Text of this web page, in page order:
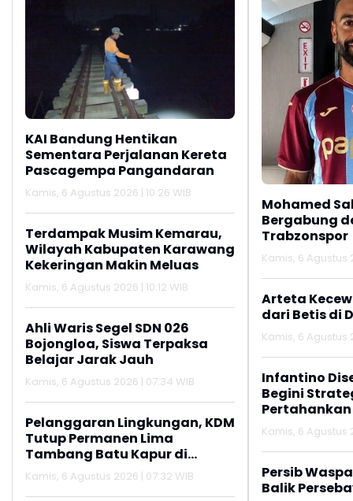
KAI Bandung Hentikan
Sementara Perjalanan Kereta
Pascagempa Pangandaran
Kamis, 6 Agustus 2026 | 10:26 WIB
Terdampak Musim Kemarau,
Wilayah Kabupaten Karawang
Kekeringan Makin Meluas
Kamis, 6 Agustus 2026 | 10:12 WIB
Ahli Waris Segel SDN 026
Bojongloa, Siswa Terpaksa
Belajar Jarak Jauh
Kamis, 6 Agustus 2026 | 07:34 WIB
Pelanggaran Lingkungan, KDM
Tutup Permanen Lima
Tambang Batu Kapur di
Cipatat
Kamis, 6 Agustus 2026 | 07:32 WIB
Mohamed
Bergabung
Trabzonspor
Kamis, 6 Agustus
Arteta
dari Betis di
Kamis, 6 Agustus
Infantino
Begini
Kamis, 6 Agustus
Persib
Balik